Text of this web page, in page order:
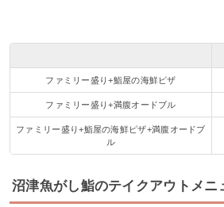
ファミリー盛り+鮨屋の海鮮ピザ
ファミリー盛り+満腹オードブル
ファミリー盛り+鮨屋の海鮮ピザ+満腹オードブ
ル
沼津魚がし鮨のテイクアウトメニ